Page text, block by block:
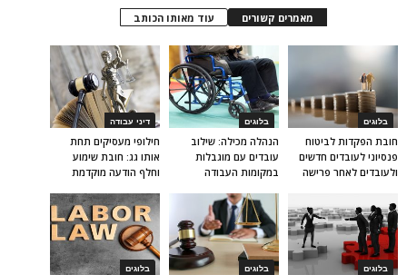
מאמרים קשורים עוד מאותו הכותב
דיני עבודה
חילופי מעסיקים תחת
אותו גג: חובת שימוע
וחלף הודעה מוקדמת
בלוגים
הנהלה מכילה: שילוב
עובדים עם מוגבלות
במקומות העבודה
בלוגים
חובת הפקדות לביטוח
פנסיוני לעובדים חדשים
ולעובדים לאחר פרישה
בלוגים בלוגים בלוגים